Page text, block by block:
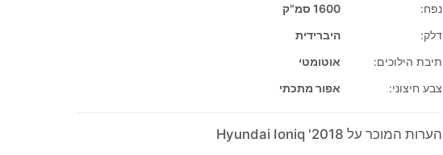
נפח:
1600 סמ"ק
דלק:
היברידית
תיבת הילוכים:
אוטומטי
צבע חיצוני:
אפור מתכתי
הערות המוכר על 2018' Hyundai Ioniq